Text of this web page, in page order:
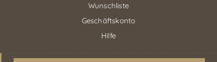
Wunschliste
Geschäftskonto
Hilfe